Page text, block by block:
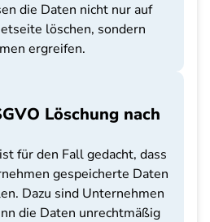
die Daten nicht nur auf
löschen, sondern
ergreifen.
Löschung nach
für den Fall gedacht, dass
gespeicherte Daten
Dazu sind Unternehmen
die Daten unrechtmäßig